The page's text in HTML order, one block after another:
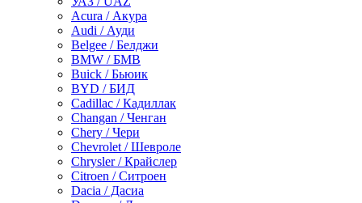
Acura / Акура
Audi / Ауди
Belgee / Белджи
BMW / БМВ
Buick / Бьюик
BYD / БИД
Cadillac / Кадиллак
Changan / Ченган
Chery / Чери
Chevrolet / Шевроле
Chrysler / Крайслер
Citroen / Ситроен
Dacia / Дасиа